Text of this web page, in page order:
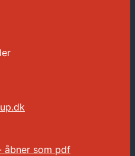
åbner som pdf